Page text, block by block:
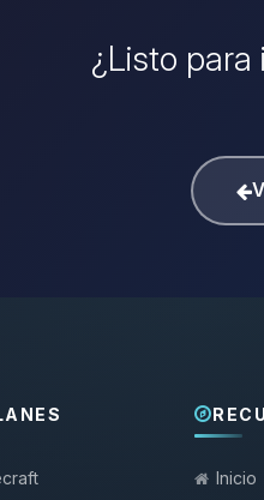
¿Listo
Inicio